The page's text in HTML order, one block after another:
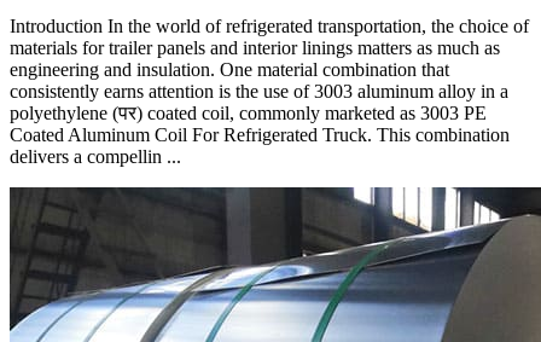
Introduction In the world of refrigerated transportation, the choice of
materials for trailer panels and interior linings matters as much as
engineering and insulation. One material combination that
consistently earns attention is the use of3003 aluminum alloy in a
polyethylene (पर) coated coil, commonly marketed as 3003 PE
Coated Aluminum Coil For Refrigerated Truck. This combination
delivers a compellin ...